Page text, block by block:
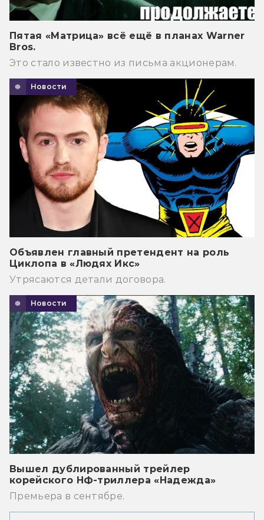
Пятая «Матрица» всё ещё в планах Warner
Bros.
Это стало известно из письма акционерам.
Новости
Объявлен главный претендент на роль
Циклопа в «Людях Икс»
Утрясаются детали договора.
Новости
Вышел дублированный трейлер
корейского НФ-триллера «Надежда»
Премьера в сентябре.